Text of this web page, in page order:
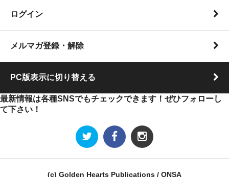
ログイン
メルマガ登録・解除
PC版表示に切り替える
最新情報は各種SNSでもチェックできます！ぜひフォローし
て下さい！
(c) Golden Hearts Publications / ONSA